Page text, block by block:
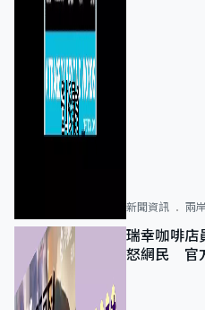
新聞資訊 兩
瑞幸咖啡
怒網民 官